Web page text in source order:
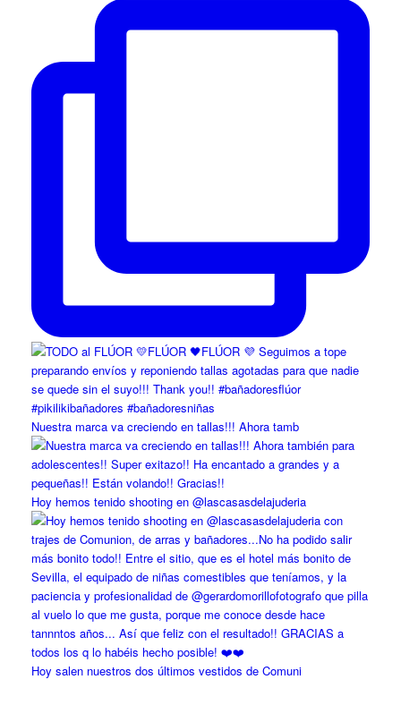
Nuestra marca va creciendo en tallas!!! Ahora tamb
Hoy hemos tenido shooting en @lascasasdelajuderia
Hoy salen nuestros dos últimos vestidos de Comuni